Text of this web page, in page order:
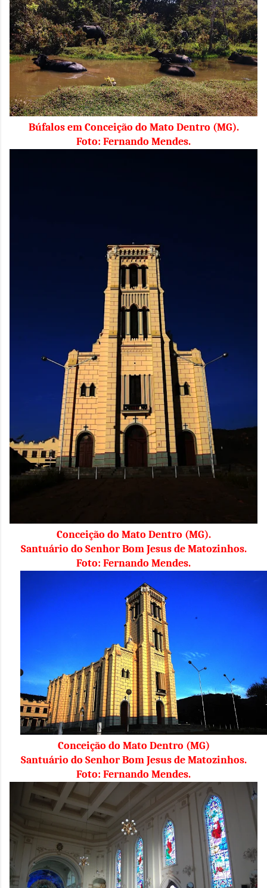
Búfalos em Conceição do Mato Dentro (MG).
Foto: Fernando Mendes.
Conceição do Mato Dentro (MG).
Santuário do Senhor Bom Jesus de Matozinhos.
Foto: Fernando Mendes.
Conceição do Mato Dentro (MG)
Santuário do Senhor Bom Jesus de Matozinhos.
Foto: Fernando Mendes.